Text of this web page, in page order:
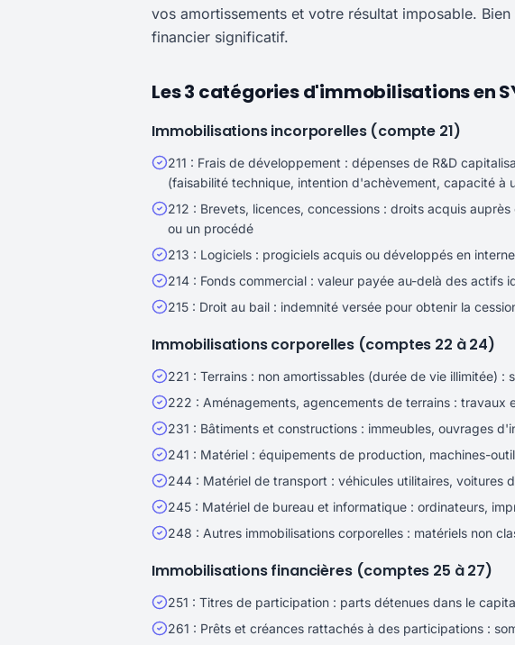
vos amortissements et votre résultat imposable.
financier significatif.
Les 3 catégories d'immobilisations en
Immobilisations incorporelles (compte 21)
211 : Frais de développement : dépenses de R&D
(faisabilité technique, intention d'achèvement, capacité à
212 : Brevets, licences, concessions : droits acquis
ou un procédé
213 : Logiciels : progiciels acquis ou développés en
214 : Fonds commercial : valeur payée au-delà des
215 : Droit au bail : indemnité versée pour obtenir la
Immobilisations corporelles (comptes 22 à 24)
221 : Terrains : non amortissables (durée de vie illimitée) :
222 : Aménagements, agencements de terrains : travaux
231 : Bâtiments et constructions : immeubles, ouvrages
241 : Matériel : équipements de production, machines-
244 : Matériel de transport : véhicules utilitaires, voitures
245 : Matériel de bureau et informatique : ordinateurs,
248 : Autres immobilisations corporelles : matériels non
Immobilisations financières (comptes 25 à 27)
251 : Titres de participation : parts détenues dans le
261 : Prêts et créances rattachés à des participations :